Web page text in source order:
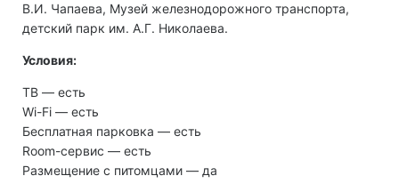
В.И. Чапаева, Музей железнодорожного транспорта,
детский парк им. А.Г. Николаева.
Условия:
ТВ ― есть
Wi-Fi ― есть
Бесплатная парковка ― есть
Room-сервис — есть
Размещение с питомцами — да